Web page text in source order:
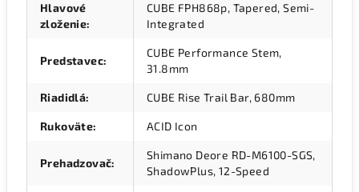
Hlavové
zloženie:
CUBE FPH868p, Tapered, Semi-
Integrated
Predstavec:
CUBE Performance Stem,
31.8mm
Riadidlá: CUBE Rise Trail Bar, 680mm
Rukoväte: ACID Icon
Prehadzovač:
Shimano Deore RD-M6100-SGS,
ShadowPlus, 12-Speed